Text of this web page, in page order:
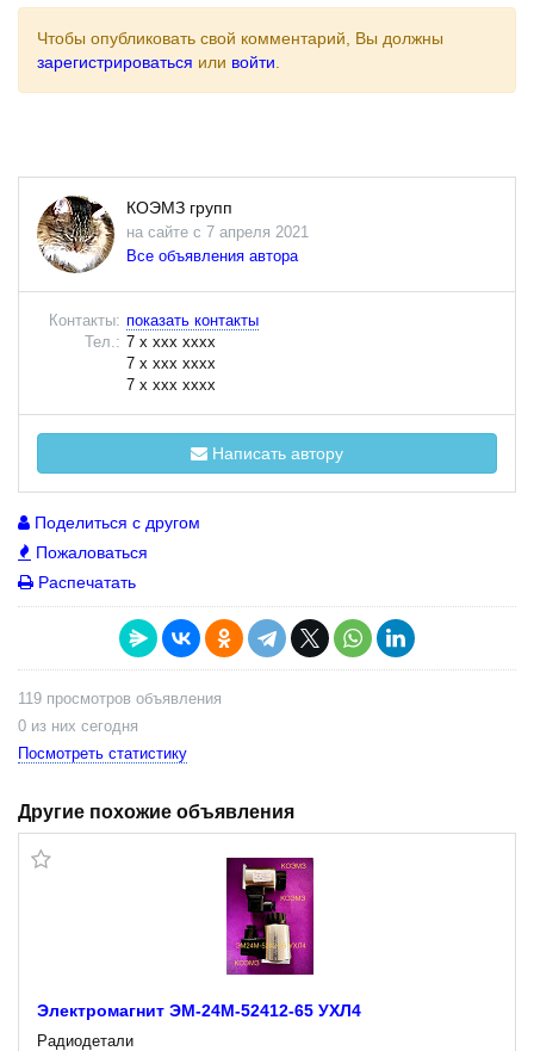
Чтобы опубликовать свой комментарий, Вы должны
зарегистрироваться или войти
КОЭМЗ групп
на сайте с 7 апреля 2021
Все объявления автора
Контакты: показать контакты
Тел.: 7 x xxx xxxx
7 x xxx xxxx
7 x xxx xxxx
Написать автору
Поделиться с другом
Пожаловаться
Распечатать
119 просмотров объявления
0 из них сегодня
Посмотреть статистику
Другие похожие объявления
Электромагнит ЭМ-24М-52412-65 УХЛ4
Радиодетали